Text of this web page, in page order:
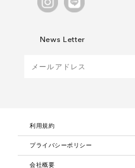
News Letter
利用規約
プライバシーポリシー
会社概要